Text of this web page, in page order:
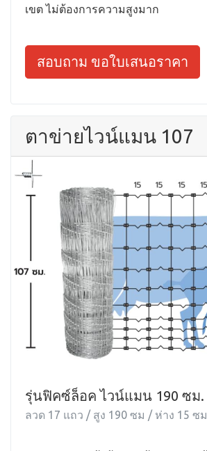
เขต ไม่ต้องการความสูงมาก
สอบถาม ขอใบเสนอราคา
ตาข่ายไวน์แมน 107
รุ่นฟิคซ์ล็อค ไวน์แมน 190 ซม.
ลวด 17 แถว / สูง 190 ซม / ห่าง 15 ซม